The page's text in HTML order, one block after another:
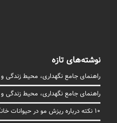
نوشته‌های تازه
راهنمای جامع نگهداری، محیط زندگی
راهنمای جامع نگهداری، محیط زندگی
10 نکته درباره ریزش مو در حیوانات خانگی